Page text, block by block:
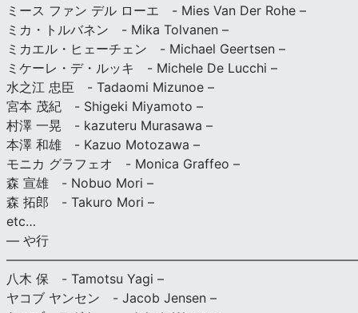
ミース ファン デル ローエ - Mies Van Der Rohe –
ミカ・トルバネン - Mika Tolvanen –
ミカエル・ヒェーチェン - Michael Geertsen –
ミケーレ・デ・ルッキ - Michele De Lucchi –
水之江 忠臣 - Tadaomi Mizunoe –
宮本 茂紀 - Shigeki Miyamoto –
村澤 一晃 - kazuteru Murasawa –
本澤 和雄 - Kazuo Motozawa –
モニカ グラフェオ - Monica Graffeo –
森 宣雄 - Nobuo Mori –
森 拓郎 - Takuro Mori –
etc…
— や行
八木 保 - Tamotsu Yagi –
ヤコブ ヤンセン - Jacob Jensen –